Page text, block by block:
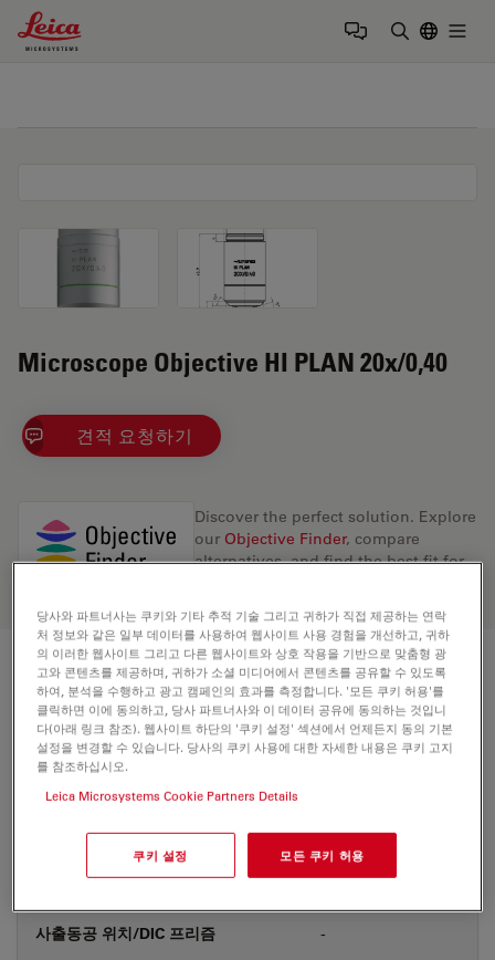
Leica Microsystems Logo
Microscope Objective HI PLAN 20x/0,40
견적 요청하기
Discover the perfect solution. Explore
our Objective Finder, compare
alternatives, and find the best fit for
기술 사양
상품 번호 11506276
커버글라스 With
사출동공 위치/DIC 프리즘 -
당사와 파트너사는 쿠키와 기타 추적 기술 그리고 귀하가 직접 제공하는 연락
처 정보와 같은 일부 데이터를 사용하여 웹사이트 사용 경험을 개선하고, 귀하
의 이러한 웹사이트 그리고 다른 웹사이트와 상호 작용을 기반으로 맞춤형 광
고와 콘텐츠를 제공하며, 귀하가 소셜 미디어에서 콘텐츠를 공유할 수 있도록
하여, 분석을 수행하고 광고 캠페인의 효과를 측정합니다. '모든 쿠키 허용'를
클릭하면 이에 동의하고, 당사 파트너사와 이 데이터 공유에 동의하는 것입니
다(아래 링크 참조). 웹사이트 하단의 '쿠키 설정' 섹션에서 언제든지 동의 기본
설정을 변경할 수 있습니다. 당사의 쿠키 사용에 대한 자세한 내용은 쿠키 고지
를 참조하십시오.
Leica Microsystems Cookie Partners Details
쿠키 설정 모든 쿠키 허용